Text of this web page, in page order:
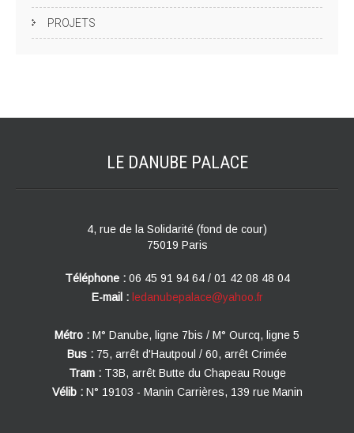
PROJETS
LE DANUBE PALACE
4, rue de la Solidarité (fond de cour)
75019 Paris
Téléphone : 06 45 91 94 64 / 01 42 08 48 04
E-mail : ledanubepalace@yahoo.fr
Métro : M° Danube, ligne 7bis / M° Ourcq, ligne 5
Bus : 75, arrêt d'Hautpoul / 60, arrêt Crimée
Tram : T3B, arrêt Butte du Chapeau Rouge
Vélib : N° 19103 - Manin Carrières, 139 rue Manin